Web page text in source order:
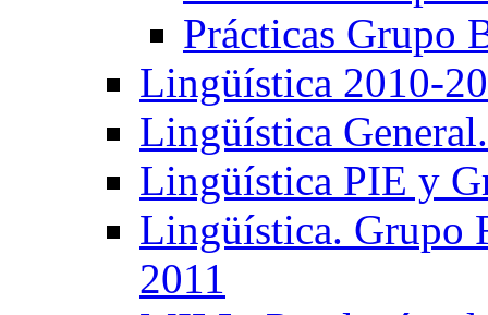
Prácticas Grupo
Lingüística 2010-
Lingüística
Lingüística PIE y
Lingüística. Grupo
2011